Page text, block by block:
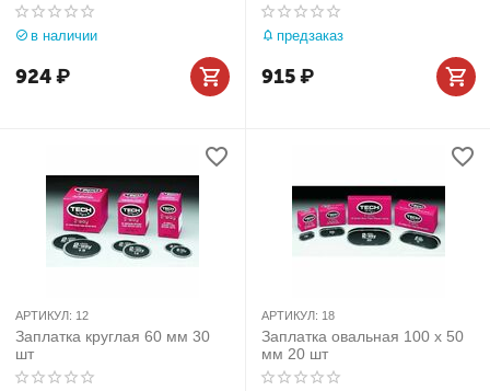
в наличии
924₽
предзаказ
915₽
АРТИКУЛ: 12
Заплатка круглая 60 мм 30
шт
АРТИКУЛ: 18
Заплатка овальная 100 х 50
мм 20 шт